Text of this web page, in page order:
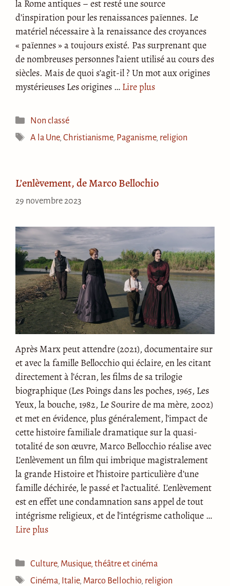
la Rome antiques – est resté une source
d’inspiration pour les renaissances païennes. Le
matériel nécessaire à la renaissance des croyances
« païennes » a toujours existé. Pas surprenant que
de nombreuses personnes l’aient utilisé au cours des
siècles. Mais de quoi s’agit-il ? Un mot aux origines
mystérieuses Les origines … Lire plus
Catégories
Non classé
Étiquettes
A la Une,Christianisme, Paganisme, religion
L’enlèvement, de Marco Bellochio
29 novembre 2023
Après Marx peut attendre (2021), documentaire sur
et avec la famille Bellocchio qui éclaire, en les citant
directement à l’écran, les films de sa trilogie
biographique (Les Poings dans les poches, 1965, Les
Yeux, la bouche, 1982, Le Sourire de ma mère, 2002)
et met en évidence, plus généralement, l’impact de
cette histoire familiale dramatique sur la quasi-
totalité de son œuvre, Marco Bellocchio réalise avec
L’enlèvement un film qui imbrique magistralement
la grande Histoire et l’histoire particulière d’une
famille déchirée, le passé et l’actualité. L’enlèvement
est en effet une condamnation sans appel de tout
intégrisme religieux, et de l’intégrisme catholique …
Lire plus
Catégories
Culture, Musique, théâtre et cinéma
Étiquettes
Cinéma Italie, Marco Bellochio, religion